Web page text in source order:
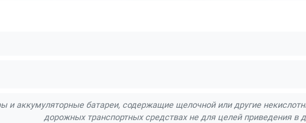
и аккумуляторные батареи, содержащие щелочной или другие
дорожных транспортных средствах не для целей приведения